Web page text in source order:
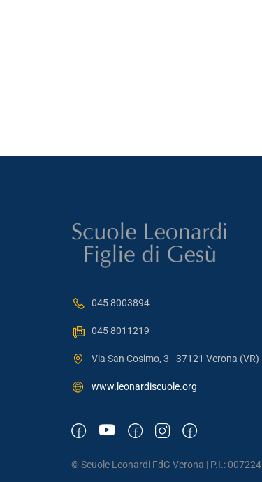
045 8003894
045 8011219
Via San Cosimo, 3 - 37121 Verona (VR)
www.leonardiscuole.org
© Scuole Leonardi FdG Verona | P.I.: